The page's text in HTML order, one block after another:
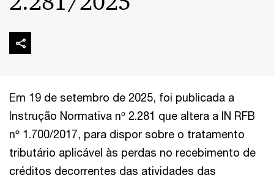
Em 19 de setembro de 2025, foi publicada a
Instrução Normativa nº 2.281 que altera a IN RFB
nº 1.700/2017, para dispor sobre o tratamento
tributário aplicável às perdas no recebimento de
créditos decorrentes das atividades das